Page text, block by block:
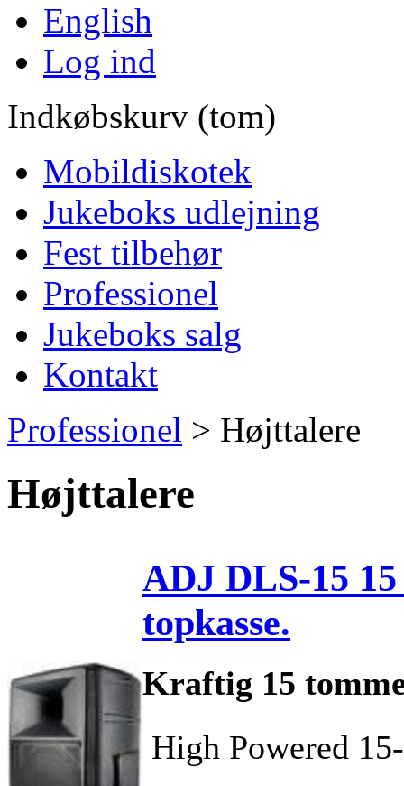
English
Log ind
Indkøbskurv (tom)
Mobildiskotek
Jukeboks udlejning
Fest tilbehør
Professionel
Jukeboks salg
Kontakt
Professionel > Højttalere
Højttalere
ADJ DLS-15
topkasse.
Kraftig 15
 High Powered